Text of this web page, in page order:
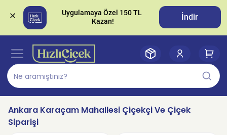
Uygulamaya Özel 150 TL
İndir
Ankara Karaçam Mahallesi Çiçekçi Ve Çiçek
Siparişi